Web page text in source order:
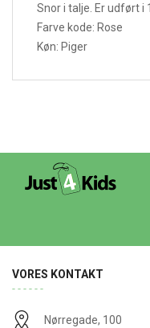
Snor i talje. Er udført i
Farve kode: Rose
Køn: Piger
VORES KONTAKT
Nørregade, 100